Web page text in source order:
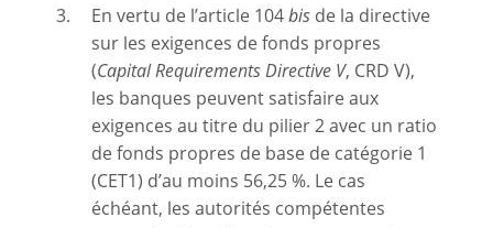
En vertu de l’article 104 bis de la directive
sur les exigences de fonds propres
(Capital Requirements Directive V, CRD V),
les banques peuvent satisfaire aux
exigences au titre du pilier 2 avec un ratio
de fonds propres de base de catégorie 1
(CET1) d’au moins 56,25 %. Le cas
échéant, les autorités compétentes